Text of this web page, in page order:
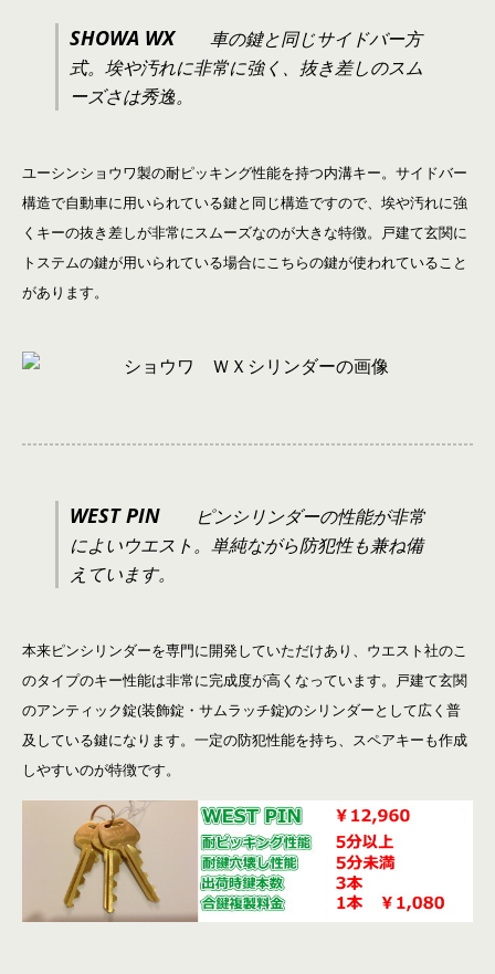
SHOWA WX車の鍵と同じサイドバー方
式。埃や汚れに非常に強く、抜き差しのスム
ーズさは秀逸。
ユーシンショウワ製の耐ピッキング性能を持つ内溝キー。サイドバー
構造で自動車に用いられている鍵と同じ構造ですので、埃や汚れに強
くキーの抜き差しが非常にスムーズなのが大きな特徴。戸建て玄関に
トステムの鍵が用いられている場合にこちらの鍵が使われていること
があります。
WEST PIN ピンシリンダーの性能が非常
によいウエスト。単純ながら防犯性も兼ね備
えています。
本来ピンシリンダーを専門に開発していただけあり、ウエスト社のこ
のタイプのキー性能は非常に完成度が高くなっています。戸建て玄関
のアンティック錠(装飾錠・サムラッチ錠)のシリンダーとして広く普
及している鍵になります。一定の防犯性能を持ち、スペアキーも作成
しやすいのが特徴です。